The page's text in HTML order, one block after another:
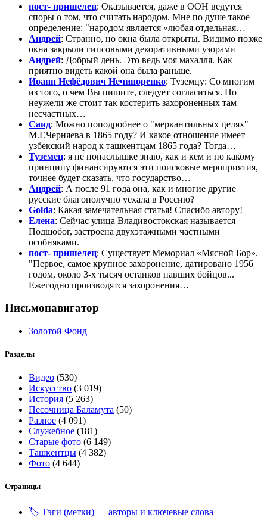
пост- пришелец: Оказывается, даже в ООН ведутся
споры о том, что считать народом. Мне по душе такое
определение: "народом является «любая отдельная…
Андрей: Странно, но окна была открыты. Видимо позже
окна закрыли гипсовыми декоративными узорами
Андрей: Добрый день. Это ведь моя махалля. Как
приятно видеть какой она была раньше.
Иоанн Нефёдович Нечипоренко: Туземцу: Со многим
из того, о чем Вы пишите, следует согласиться. Но
неужели же стоит так костерить захороненных там
несчастных…
Саид: Можно поподробнее о "меркантильных целях"
М.Г.Черняева в 1865 году? И какое отношение имеет
узбекский народ к ташкентцам 1865 года? Тогда…
Туземец: я не понаслышке знаю, как и кем и по какому
принципу финансируются эти поисковые мероприятия,
точнее будет сказать, что государство…
Андрей: А после 91 года она, как и многие другие
русские благополучно уехала в Россию?
Golda: Какая замечательная статья! Спасибо автору!
Елена: Сейчас улица Владивостокская называется
Подшобог, застроена двухэтажными частными
особняками.
пост- пришелец: Существует Мемориал «Мясной Бор».
"Первое, самое крупное захоронение, датировано 1956
годом, около 3-х тысяч останков павших бойцов...
Ежегодно производятся захоронения…
Письмонавигатор
Золотой Фонд
Разделы
Видео (530)
Искусство (3 019)
История (5 263)
Песочница Баламута (50)
Разное (4 091)
Служебное (181)
Старые фото (6 149)
Ташкентцы (4 382)
Фото (4 644)
Страницы
🏷️ Тэги (метки) — авторы и ключевые слова